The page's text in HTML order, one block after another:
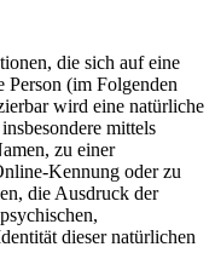
die sich auf eine
(im Folgenden
wird eine natürliche
mittels
zu einer
Kennung oder zu
die Ausdruck der
dieser natürlichen